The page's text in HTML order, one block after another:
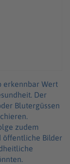
erkennbar Wert
Der
Blutergüssen
zudem
öffentliche Bilder